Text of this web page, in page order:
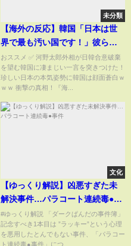
未分類
【海外の反応】韓国「日本は世
界で最も汚い国です！」彼らは
日本の韓国のバッシングのため
に日本に来ました【韓国の反
応】
おススメ ✅ 河野太郎外相が日韓合意破棄
を望む韓国に凄まじい一言を突きつけた！
珍しい日本の本気姿勢に韓国は顔面蒼白ｗ
ｗｗ 衝撃の真相！『海...
文化
【ゆっくり解説】凶悪すぎた未
解決事件…パラコート連続毒●事
件
#ゆっくり解説 「ダークぱんだの事件簿」
記念すべき1本目は ”ラッキー”という心理
を悪用したとんでもない事件、「パラコー
ト連続毒●事件」につ...